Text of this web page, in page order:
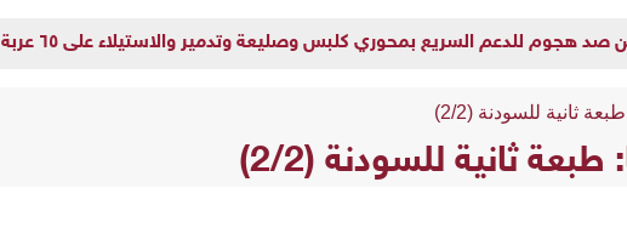
صد هجوم للدعم السريع بمحوري كلبس وصليعة وتدمير والاستيلاء على ٦٥ عربة
ثانية للسودنة (2/2)
ثانية للسودنة (2/2)